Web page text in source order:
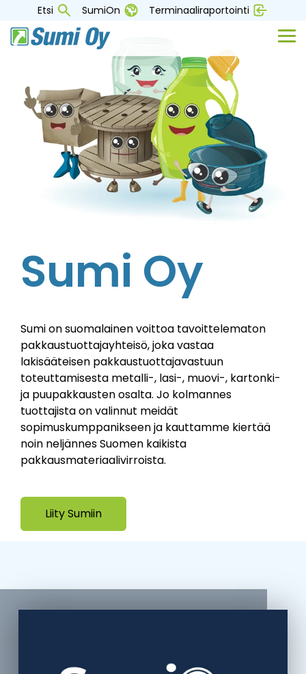
the
main
Etsi SumiOn Terminaaliraportointi
Sumi Oy
Sumi on suomalainen voittoa tavoittelematon
pakkaustuottajayhteisö, joka vastaa
lakisääteisen pakkaustuottajavastuun
toteuttamisesta metalli-, lasi-, muovi-, kartonki-
ja puupakkausten osalta. Jo kolmannes
tuottajista on valinnut meidät
sopimuskumppanikseen ja kauttamme kiertää
noin neljännes Suomen kaikista
pakkausmateriaalivirroista.
Liity Sumiin